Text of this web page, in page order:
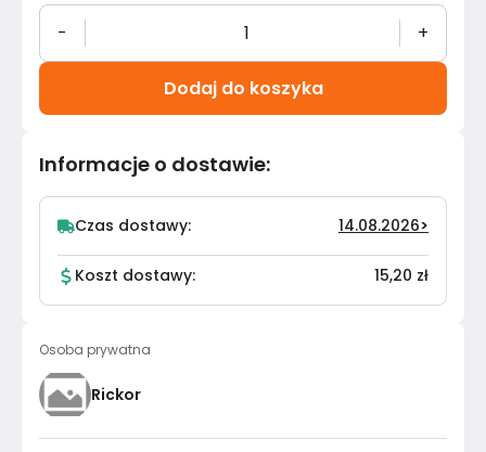
- +
Dodaj do koszyka
Informacje o dostawie:
Czas dostawy: 14.08.2026>
Koszt dostawy: 15,20 zł
Osoba prywatna
Rickor